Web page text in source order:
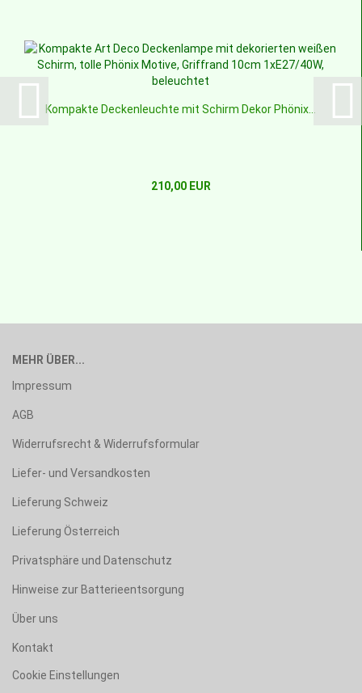
Kompakte Deckenleuchte mit Schirm Dekor Phönix...
210,00 EUR
MEHR ÜBER...
Impressum
AGB
Widerrufsrecht & Widerrufsformular
Liefer- und Versandkosten
Lieferung Schweiz
Lieferung Österreich
Privatsphäre und Datenschutz
Hinweise zur Batterieentsorgung
Über uns
Kontakt
Cookie Einstellungen